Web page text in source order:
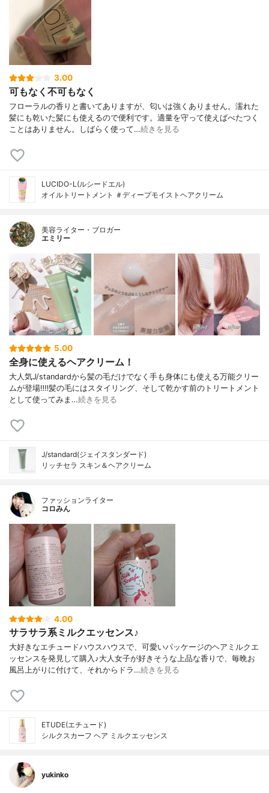
3.00
可もなく不可もなく
フローラルの香りと書いてありますが、匂いは強くありません。濡れた
髪にも乾いた髪にも使えるので便利です。適量を守って使えばべたつく
ことはありません。しばらく使って…続きを見る
LUCIDO-L(ルシードエル)
オイルトリートメント ＃ディープモイストヘアクリーム
美容ライター・ブロガー
エミリー
5.00
全身に使えるヘアクリーム！
大人気J/standardから髪の毛だけでなく手も身体にも使える万能クリー
ムが登場‼️‼️髪の毛にはスタイリング、そして乾かす前のトリートメント
として使ってみま…続きを見る
J/standard(ジェイスタンダード)
リッチセラ スキン＆ヘアクリーム
ファッションライター
コロみん
4.00
サラサラ系ミルクエッセンス♪
大好きなエチュードハウスハウスで、可愛いパッケージのヘアミルクエ
ッセンスを発見して購入♪大人女子が好きそうな上品な香りで、毎晩お
風呂上がりに付けて、それからドラ…続きを見る
ETUDE(エチュード)
シルクスカーフ ヘア ミルクエッセンス
yukinko